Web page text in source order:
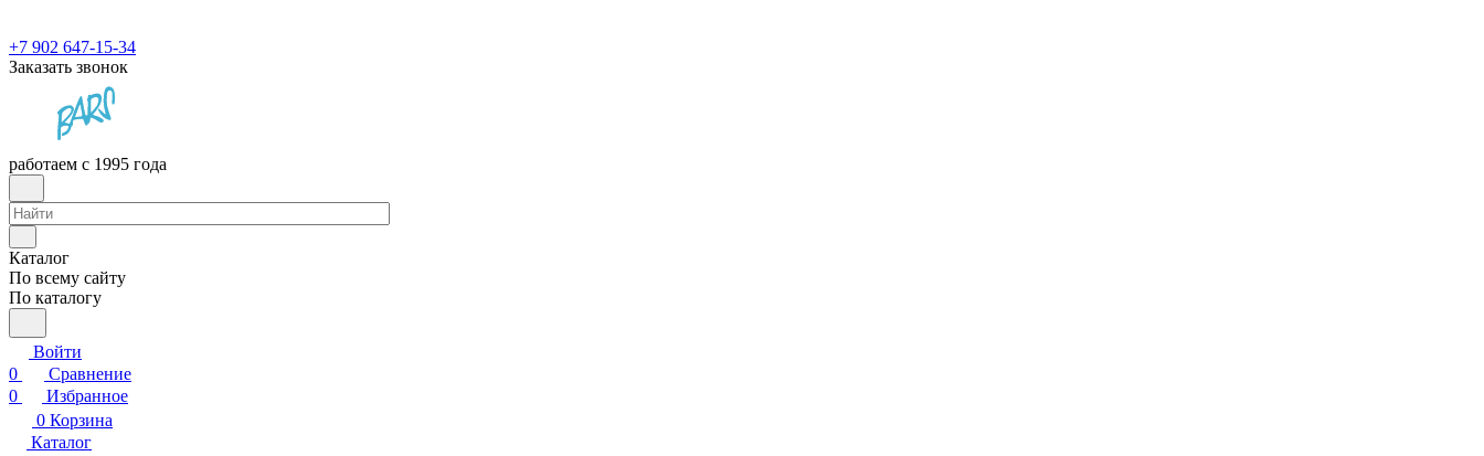
+7 902 647-15-34
Заказать звонок
работаем с 1995 года
Каталог
По всему сайту
По каталогу
Войти
0
Сравнение
0
Избранное
0 Корзина
Каталог